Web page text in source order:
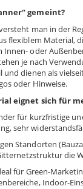
gemeint?
man in der
flexiblem Material,
Innen- oder
je nach
und dienen als
oder Hinweise.
eignet sich für
für kurzfristige
sehr
Standorten
die
für Green-
Indoor-